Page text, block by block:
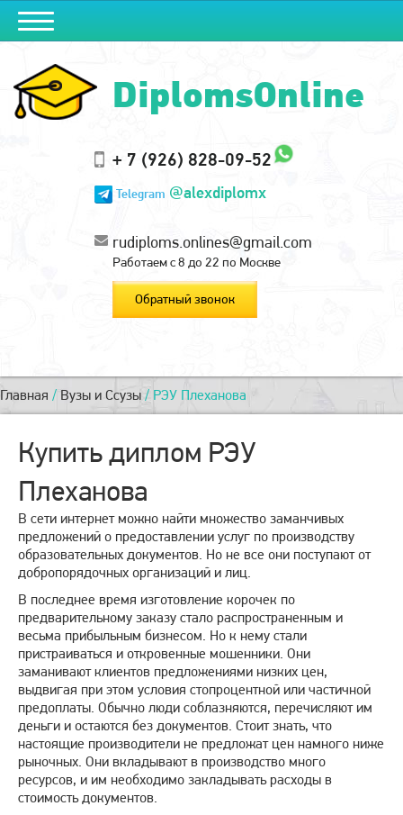
DiplomsOnline
+ 7 (926) 828-09-52
Telegram @alexdiplomx
rudiploms.onlines@gmail.com
Работаем с 8 до 22 по Москве
Обратный звонок
Главная / Вузы и Ссузы / РЭУ Плеханова
Купить диплом РЭУ
Плеханова
В сети интернет можно найти множество заманчивых
предложений о предоставлении услуг по производству
образовательных документов. Но не все они поступают от
добропорядочных организаций и лиц.
В последнее время изготовление корочек по
предварительному заказу стало распространенным и
весьма прибыльным бизнесом. Но к нему стали
пристраиваться и откровенные мошенники. Они
заманивают клиентов предложениями низких цен,
выдвигая при этом условия стопроцентной или частичной
предоплаты. Обычно люди соблазняются, перечисляют им
деньги и остаются без документов. Стоит знать, что
настоящие производители не предложат цен намного ниже
рыночных. Они вкладывают в производство много
ресурсов, и им необходимо закладывать расходы в
стоимость документов.